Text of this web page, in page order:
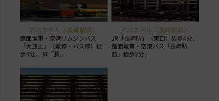
アパホテル〈長崎駅南〉
路面電車・空港リムジンバス
「大波止」（電停・バス停）徒
歩3分、JR「長...
アパホテル〈長崎駅前〉
JR「長崎駅」（東口）徒歩4分、
路面電車・空港バス「長崎駅
前」徒歩2分...